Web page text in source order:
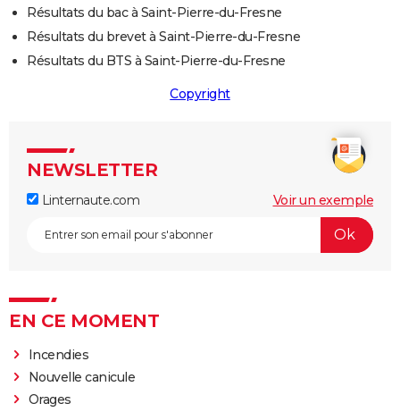
Résultats du bac à Saint-Pierre-du-Fresne
Résultats du brevet à Saint-Pierre-du-Fresne
Résultats du BTS à Saint-Pierre-du-Fresne
Copyright
NEWSLETTER
Linternaute.com Voir un exemple
EN CE MOMENT
Incendies
Nouvelle canicule
Orages